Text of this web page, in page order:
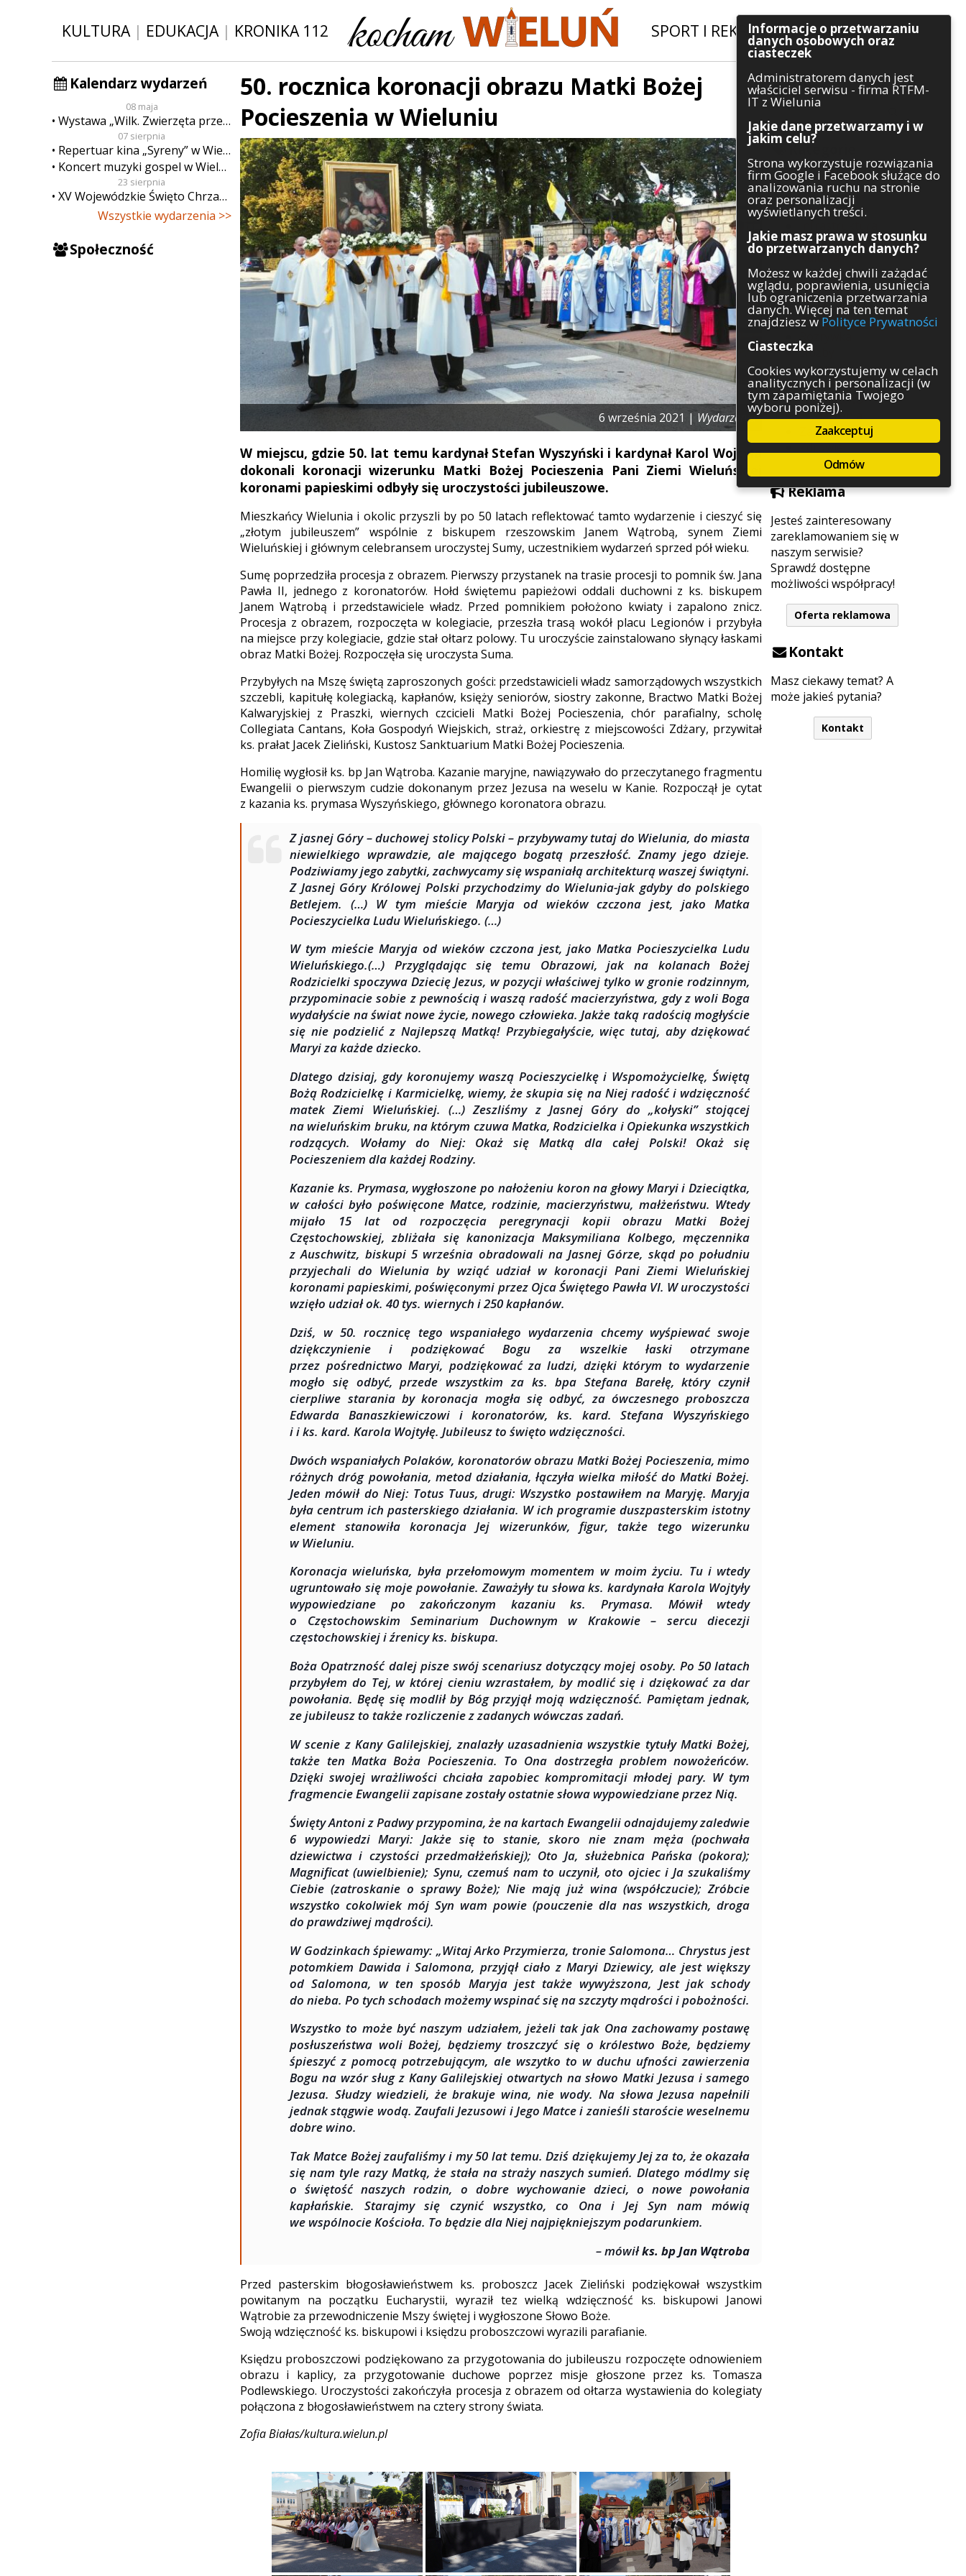
KULTURA| EDUKACJA| KRONIKA 112 SPORT I REKREACJA|INWESTYCJE
Kalendarz wydarzeń
08 maja
Wystawa „Wilk. Zwierzęta przeklęte”
07 sierpnia
Repertuar kina „Syreny” w Wieluniu w dn. od 7 do 13 sierpnia
Koncert muzyki gospel w Wieluniu
23 sierpnia
XV Wojewódzkie Święto Chrzanu
Wszystkie wydarzenia >>
Społeczność
Szukaj
Kategorie
Architektura
Gospodarka
Handel
Komunikaty
Kultura
Polityka
Pozostałe
Psychologia
Rolnictwo
Służby
Sport
Środowisko
Szkolnictwo
Wydarzenia
Zapowiedzi
Zdrowie
Reklama
Jesteś zainteresowany
zareklamowaniem się w
naszym serwisie?
Sprawdź dostępne
możliwości współpracy!
Oferta reklamowa
Kontakt
Masz ciekawy temat? A
może jakieś pytania?
Kontakt
50. rocznica koronacji obrazu Matki Bożej
Pocieszenia w Wieluniu
6 września 2021 | Wydarzenia
W miejscu, gdzie 50. lat temu kardynał Stefan Wyszyński i kardynał Karol Wojtyła
dokonali koronacji wizerunku Matki Bożej Pocieszenia Pani Ziemi Wieluńskiej
koronami papieskimi odbyły się uroczystości jubileuszowe.
Mieszkańcy Wielunia i okolic przyszli by po 50 latach reflektować tamto wydarzenie i cieszyć się
„złotym jubileuszem” wspólnie z biskupem rzeszowskim Janem Wątrobą, synem Ziemi
Wieluńskiej i głównym celebransem uroczystej Sumy, uczestnikiem wydarzeń sprzed pół wieku.
Sumę poprzedziła procesja z obrazem. Pierwszy przystanek na trasie procesji to pomnik św. Jana
Pawła II, jednego z koronatorów. Hołd świętemu papieżowi oddali duchowni z ks. biskupem
Janem Wątrobą i przedstawiciele władz. Przed pomnikiem położono kwiaty i zapalono znicz.
Procesja z obrazem, rozpoczęta w kolegiacie, przeszła trasą wokół placu Legionów i przybyła
na miejsce przy kolegiacie, gdzie stał ołtarz polowy. Tu uroczyście zainstalowano słynący łaskami
obraz Matki Bożej. Rozpoczęła się uroczysta Suma.
Przybyłych na Mszę świętą zaproszonych gości: przedstawicieli władz samorządowych wszystkich
szczebli, kapitułę kolegiacką, kapłanów, księży seniorów, siostry zakonne, Bractwo Matki Bożej
Kalwaryjskiej z Praszki, wiernych czcicieli Matki Bożej Pocieszenia, chór parafialny, scholę
Collegiata Cantans, Koła Gospodyń Wiejskich, straż, orkiestrę z miejscowości Zdżary, przywitał
ks. prałat Jacek Zieliński, Kustosz Sanktuarium Matki Bożej Pocieszenia.
Homilię wygłosił ks. bp Jan Wątroba. Kazanie maryjne, nawiązywało do przeczytanego fragmentu
Ewangelii o pierwszym cudzie dokonanym przez Jezusa na weselu w Kanie. Rozpoczął je cytat
z kazania ks. prymasa Wyszyńskiego, głównego koronatora obrazu.
Z jasnej Góry – duchowej stolicy Polski – przybywamy tutaj do Wielunia, do miasta
niewielkiego wprawdzie, ale mającego bogatą przeszłość. Znamy jego dzieje.
Podziwiamy jego zabytki, zachwycamy się wspaniałą architekturą waszej świątyni.
Z Jasnej Góry Królowej Polski przychodzimy do Wielunia-jak gdyby do polskiego
Betlejem. (…) W tym mieście Maryja od wieków czczona jest, jako Matka
Pocieszycielka Ludu Wieluńskiego. (…)
W tym mieście Maryja od wieków czczona jest, jako Matka Pocieszycielka Ludu
Wieluńskiego.(…) Przyglądając się temu Obrazowi, jak na kolanach Bożej
Rodzicielki spoczywa Dziecię Jezus, w pozycji właściwej tylko w gronie rodzinnym,
przypominacie sobie z pewnością i waszą radość macierzyństwa, gdy z woli Boga
wydałyście na świat nowe życie, nowego człowieka. Jakże taką radością mogłyście
się nie podzielić z Najlepszą Matką! Przybiegałyście, więc tutaj, aby dziękować
Maryi za każde dziecko.
Dlatego dzisiaj, gdy koronujemy waszą Pocieszycielkę i Wspomożycielkę, Świętą
Bożą Rodzicielkę i Karmicielkę, wiemy, że skupia się na Niej radość i wdzięczność
matek Ziemi Wieluńskiej. (…) Zeszliśmy z Jasnej Góry do „kołyski” stojącej
na wieluńskim bruku, na którym czuwa Matka, Rodzicielka i Opiekunka wszystkich
rodzących. Wołamy do Niej: Okaż się Matką dla całej Polski! Okaż się
Pocieszeniem dla każdej Rodziny.
Kazanie ks. Prymasa, wygłoszone po nałożeniu koron na głowy Maryi i Dzieciątka,
w całości było poświęcone Matce, rodzinie, macierzyństwu, małżeństwu. Wtedy
mijało 15 lat od rozpoczęcia peregrynacji kopii obrazu Matki Bożej
Częstochowskiej, zbliżała się kanonizacja Maksymiliana Kolbego, męczennika
z Auschwitz, biskupi 5 września obradowali na Jasnej Górze, skąd po południu
przyjechali do Wielunia by wziąć udział w koronacji Pani Ziemi Wieluńskiej
koronami papieskimi, poświęconymi przez Ojca Świętego Pawła VI. W uroczystości
wzięło udział ok. 40 tys. wiernych i 250 kapłanów.
Dziś, w 50. rocznicę tego wspaniałego wydarzenia chcemy wyśpiewać swoje
dziękczynienie i podziękować Bogu za wszelkie łaski otrzymane
przez pośrednictwo Maryi, podziękować za ludzi, dzięki którym to wydarzenie
mogło się odbyć, przede wszystkim za ks. bpa Stefana Barełę, który czynił
cierpliwe starania by koronacja mogła się odbyć, za ówczesnego proboszcza
Edwarda Banaszkiewiczowi i koronatorów, ks. kard. Stefana Wyszyńskiego
i i ks. kard. Karola Wojtyłę. Jubileusz to święto wdzięczności.
Dwóch wspaniałych Polaków, koronatorów obrazu Matki Bożej Pocieszenia, mimo
różnych dróg powołania, metod działania, łączyła wielka miłość do Matki Bożej.
Jeden mówił do Niej: Totus Tuus, drugi: Wszystko postawiłem na Maryję. Maryja
była centrum ich pasterskiego działania. W ich programie duszpasterskim istotny
element stanowiła koronacja Jej wizerunków, figur, także tego wizerunku
w Wieluniu.
Koronacja wieluńska, była przełomowym momentem w moim życiu. Tu i wtedy
ugruntowało się moje powołanie. Zaważyły tu słowa ks. kardynała Karola Wojtyły
wypowiedziane po zakończonym kazaniu ks. Prymasa. Mówił wtedy
o Częstochowskim Seminarium Duchownym w Krakowie – sercu diecezji
częstochowskiej i źrenicy ks. biskupa.
Boża Opatrzność dalej pisze swój scenariusz dotyczący mojej osoby. Po 50 latach
przybyłem do Tej, w której cieniu wzrastałem, by modlić się i dziękować za dar
powołania. Będę się modlił by Bóg przyjął moją wdzięczność. Pamiętam jednak,
ze jubileusz to także rozliczenie z zadanych wówczas zadań.
W scenie z Kany Galilejskiej, znalazły uzasadnienia wszystkie tytuły Matki Bożej,
także ten Matka Boża Pocieszenia. To Ona dostrzegła problem nowożeńców.
Dzięki swojej wrażliwości chciała zapobiec kompromitacji młodej pary. W tym
fragmencie Ewangelii zapisane zostały ostatnie słowa wypowiedziane przez Nią.
Święty Antoni z Padwy przypomina, że na kartach Ewangelii odnajdujemy zaledwie
6 wypowiedzi Maryi: Jakże się to stanie, skoro nie znam męża (pochwała
dziewictwa i czystości przedmałżeńskiej); Oto Ja, służebnica Pańska (pokora);
Magnificat (uwielbienie); Synu, czemuś nam to uczynił, oto ojciec i Ja szukaliśmy
Ciebie (zatroskanie o sprawy Boże); Nie mają już wina (współczucie); Zróbcie
wszystko cokolwiek mój Syn wam powie (pouczenie dla nas wszystkich, droga
do prawdziwej mądrości).
W Godzinkach śpiewamy: „Witaj Arko Przymierza, tronie Salomona… Chrystus jest
potomkiem Dawida i Salomona, przyjął ciało z Maryi Dziewicy, ale jest większy
od Salomona, w ten sposób Maryja jest także wywyższona, Jest jak schody
do nieba. Po tych schodach możemy wspinać się na szczyty mądrości i pobożności.
Wszystko to może być naszym udziałem, jeżeli tak jak Ona zachowamy postawę
posłuszeństwa woli Bożej, będziemy troszczyć się o królestwo Boże, będziemy
śpieszyć z pomocą potrzebującym, ale wszytko to w duchu ufności zawierzenia
Bogu na wzór sług z Kany Galilejskiej otwartych na słowo Matki Jezusa i samego
Jezusa. Słudzy wiedzieli, że brakuje wina, nie wody. Na słowa Jezusa napełnili
jednak stągwie wodą. Zaufali Jezusowi i Jego Matce i zanieśli staroście weselnemu
dobre wino.
Tak Matce Bożej zaufaliśmy i my 50 lat temu. Dziś dziękujemy Jej za to, że okazała
się nam tyle razy Matką, że stała na straży naszych sumień. Dlatego módlmy się
o świętość naszych rodzin, o dobre wychowanie dzieci, o nowe powołania
kapłańskie. Starajmy się czynić wszystko, co Ona i Jej Syn nam mówią
we wspólnocie Kościoła. To będzie dla Niej najpiękniejszym podarunkiem.
– mówiłks. bp Jan Wątroba
Przed pasterskim błogosławieństwem ks. proboszcz Jacek Zieliński podziękował wszystkim
powitanym na początku Eucharystii, wyraził tez wielką wdzięczność ks. biskupowi Janowi
Wątrobie za przewodniczenie Mszy świętej i wygłoszone Słowo Boże.
Swoją wdzięczność ks. biskupowi i księdzu proboszczowi wyrazili parafianie.
Księdzu proboszczowi podziękowano za przygotowania do jubileuszu rozpoczęte odnowieniem
obrazu i kaplicy, za przygotowanie duchowe poprzez misje głoszone przez ks. Tomasza
Podlewskiego. Uroczystości zakończyła procesja z obrazem od ołtarza wystawienia do kolegiaty
połączona z błogosławieństwem na cztery strony świata.
Zofia Białas/kultura.wielun.pl
Informacje o przetwarzaniu
danych osobowych oraz
ciasteczek
Administratorem danych jest
właściciel serwisu - firma RTFM-
IT z Wielunia
Jakie dane przetwarzamy i w
jakim celu?
Strona wykorzystuje rozwiązania
firm Google i Facebook służące do
analizowania ruchu na stronie
oraz personalizacji
wyświetlanych treści.
Jakie masz prawa w stosunku
do przetwarzanych danych?
Możesz w każdej chwili zażądać
wglądu, poprawienia, usunięcia
lub ograniczenia przetwarzania
danych. Więcej na ten temat
znajdziesz w Polityce Prywatności
Ciasteczka
Cookies wykorzystujemy w celach
analitycznych i personalizacji (w
tym zapamiętania Twojego
wyboru poniżej).
Zaakceptuj
Odmów